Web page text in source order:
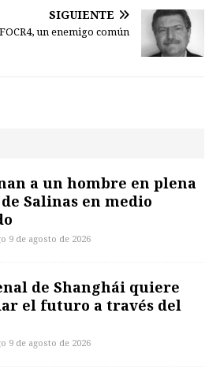
SIGUIENTE
un enemigo común
a un hombre en plena
Salinas en medio
9 de agosto de 2026
de Shanghái quiere
el futuro a través del
9 de agosto de 2026